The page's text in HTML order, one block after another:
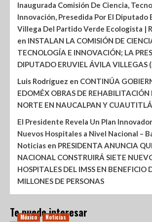
Inaugurada Comisión De Ciencia,
Innovación, Presedida Por El Diputado
Villega Del Partido Verde Ecologista |
en INSTALAN LA COMISIÓN DE
TECNOLOGÍA E INNOVACIÓN; LA
DIPUTADO ERUVIEL ÁVILA VILLEGAS
Luis Rodríguez en CONTINÚA
EDOMÉX OBRAS DE REHABILITACIÓN
NORTE EN NAUCALPAN Y
El Presidente Revela Un Plan
Nuevos Hospitales a Nivel Nacional –
Noticias en PRESIDENTA ANUNCIA
NACIONAL CONSTRUIRÁ SIETE
HOSPITALES DEL IMSS EN BENEFICIO
MILLONES DE PERSONAS
Te puede interesar
México Noticias